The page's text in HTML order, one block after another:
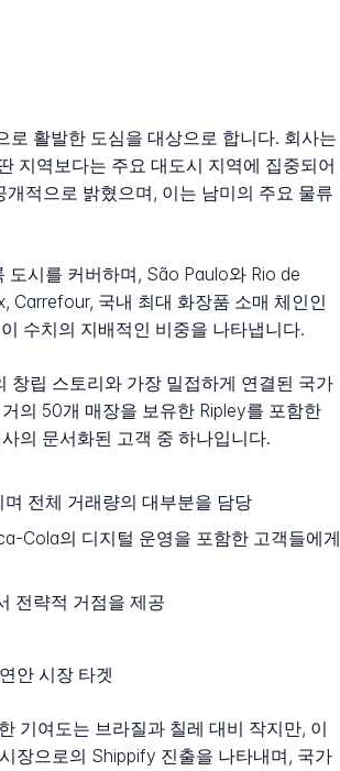
활발한 도심을 대상으로 합니다. 회사는
지역보다는 주요 대도시 지역에 집중되어
적으로 밝혔으며, 이는 남미의 주요 물류
시를 커버하며, São Paulo와 Rio de
Carrefour, 국내 최대 화장품 소매 체인인
수치의 지배적인 비중을 나타냅니다.
립 스토리와 가장 밀접하게 연결된 국가
의 50개 매장을 보유한 Ripley를 포함한
의 문서화된 고객 중 하나입니다.
전체 거래량의 대부분을 담당
Cola의 디지털 운영을 포함한 고객들에게
전략적 거점을 제공
안 시장 타겟
기여도는 브라질과 칠레 대비 작지만, 이
장으로의 Shippify 진출을 나타내며, 국가